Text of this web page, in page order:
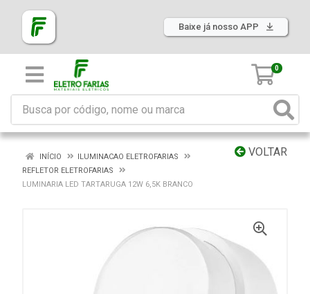
Baixe já nosso APP
0
VOLTAR
INÍCIO
ILUMINACAO ELETROFARIAS
REFLETOR ELETROFARIAS
LUMINARIA LED TARTARUGA 12W 6,5K BRANCO